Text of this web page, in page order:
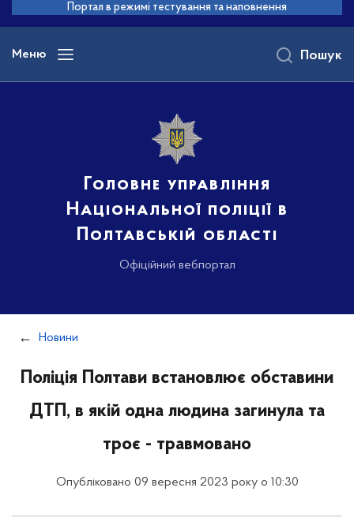
основного
вмісту
Портал в режимі тестування та наповнення
Меню
Головне управління
Національної поліції в
Полтавській області
Офіційний вебпортал
Пошук
Новини
Поліція Полтави встановлює обставини
ДТП, в якій одна людина загинула та
троє - травмовано
Опубліковано 09 вересня 2023 року о 10:30